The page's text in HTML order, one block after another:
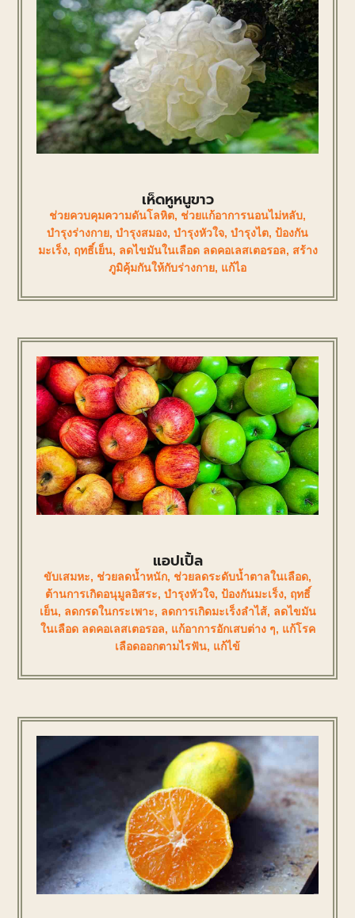
เห็ดหูหนูขาว
ช่วยควบคุมความดันโลหิต, ช่วยแก้อาการนอนไม่หลับ,
บำรุงร่างกาย, บำรุงสมอง, บำรุงหัวใจ, บำรุงไต, ป้องกัน
มะเร็ง, ฤทธิ์เย็น, ลดไขมันในเลือด ลดคอเลสเตอรอล, สร้าง
ภูมิคุ้มกันให้กับร่างกาย, แก้ไอ
แอปเปิ้ล
ขับเสมหะ, ช่วยลดน้ำหนัก, ช่วยลดระดับน้ำตาลในเลือด,
ต้านการเกิดอนุมูลอิสระ, บำรุงหัวใจ, ป้องกันมะเร็ง, ฤทธิ์
เย็น, ลดกรดในกระเพาะ, ลดการเกิดมะเร็งลำไส้, ลดไขมัน
ในเลือด ลดคอเลสเตอรอล, แก้อาการอักเสบต่าง ๆ, แก้โรค
เลือดออกตามไรฟัน, แก้ไข้